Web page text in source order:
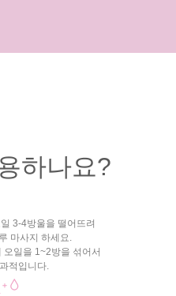
하나요?
3-4방울을 떨어뜨려
마사지 하세요.
오일을 1~2방을 섞어서
적입니다.